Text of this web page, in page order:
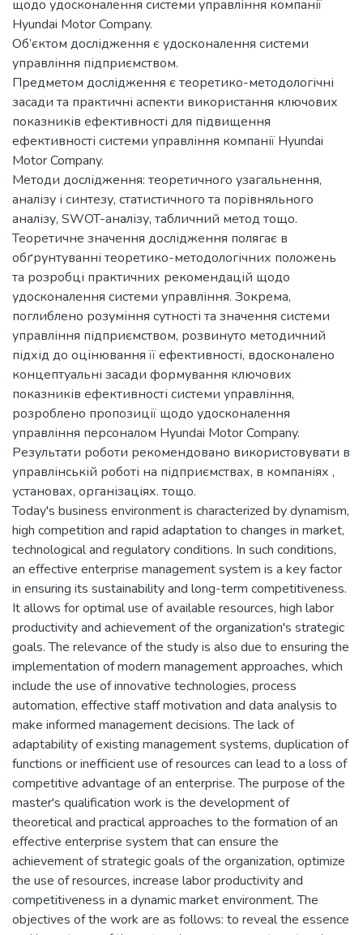
щодо удосконалення системи управління компанії
Hyundai Motor Company.
Об’єктом дослідження є удосконалення системи
управління підприємством.
Предметом дослідження є теоретико-методологічні
засади та практичні аспекти використання ключових
показників ефективності для підвищення
ефективності системи управління компанії Hyundai
Motor Company.
Методи дослідження: теоретичного узагальнення,
аналізу і синтезу, статистичного та порівняльного
аналізу, SWOT-аналізу, табличний метод тощо.
Теоретичне значення дослідження полягає в
обґрунтуванні теоретико-методологічних положень
та розробці практичних рекомендацій щодо
удосконалення системи управління. Зокрема,
поглиблено розуміння сутності та значення системи
управління підприємством, розвинуто методичний
підхід до оцінювання її ефективності, вдосконалено
концептуальні засади формування ключових
показників ефективності системи управління,
розроблено пропозиції щодо удосконалення
управління персоналом Hyundai Motor Company.
Результати роботи рекомендовано використовувати в
управлінській роботі на підприємствах, в компаніях ,
установах, організаціях. тощо.
Today's business environment is characterized by dynamism,
high competition and rapid adaptation to changes in market,
technological and regulatory conditions. In such conditions,
an effective enterprise management system is a key factor
in ensuring its sustainability and long-term competitiveness.
It allows for optimal use of available resources, high labor
productivity and achievement of the organization's strategic
goals. The relevance of the study is also due to ensuring the
implementation of modern management approaches, which
include the use of innovative technologies, process
automation, effective staff motivation and data analysis to
make informed management decisions. The lack of
adaptability of existing management systems, duplication of
functions or inefficient use of resources can lead to a loss of
competitive advantage of an enterprise. The purpose of the
master's qualification work is the development of
theoretical and practical approaches to the formation of an
effective enterprise system that can ensure the
achievement of strategic goals of the organization, optimize
the use of resources, increase labor productivity and
competitiveness in a dynamic market environment. The
objectives of the work are as follows: to reveal the essence